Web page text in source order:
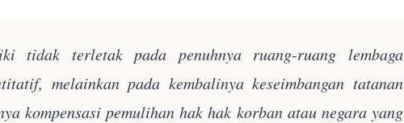
tidak terletak pada penuhnya ruang-ruang lembaga
melainkan pada kembalinya keseimbangan tatanan
kompensasi pemulihan hak hak korban atau negara yang